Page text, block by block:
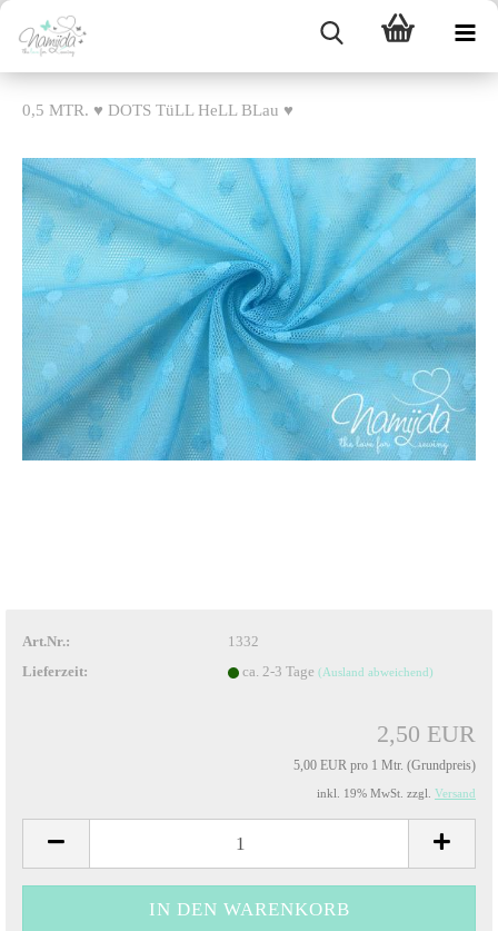
0,5 MTR. ♥ DOTS TüLL HeLL BLau ♥
Art.Nr.:
1332
Lieferzeit:
ca. 2-3 Tage (Ausland abweichend)
2,50 EUR
5,00 EUR pro 1 Mtr. (Grundpreis)
inkl. 19% MwSt. zzgl. Versand